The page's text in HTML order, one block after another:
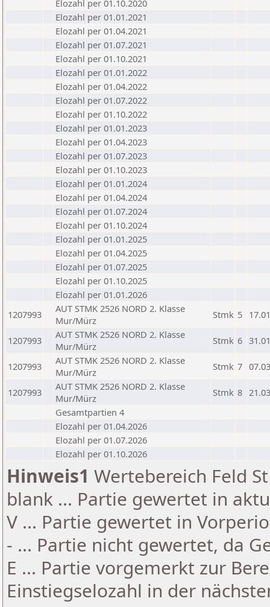
Elozahl per 01.10.2020
Elozahl per 01.01.2021
Elozahl per 01.04.2021
Elozahl per 01.07.2021
Elozahl per 01.10.2021
Elozahl per 01.01.2022
Elozahl per 01.04.2022
Elozahl per 01.07.2022
Elozahl per 01.10.2022
Elozahl per 01.01.2023
Elozahl per 01.04.2023
Elozahl per 01.07.2023
Elozahl per 01.10.2023
Elozahl per 01.01.2024
Elozahl per 01.04.2024
Elozahl per 01.07.2024
Elozahl per 01.10.2024
Elozahl per 01.01.2025
Elozahl per 01.04.2025
Elozahl per 01.07.2025
Elozahl per 01.10.2025
Elozahl per 01.01.2026
1207993
AUT STMK 2526 NORD 2. Klasse
Mur/Mürz
Stmk 5
1207993
AUT STMK 2526 NORD 2. Klasse
Mur/Mürz
Stmk 6
1207993
AUT STMK 2526 NORD 2. Klasse
Mur/Mürz
Stmk 7
1207993
AUT STMK 2526 NORD 2. Klasse
Mur/Mürz
Stmk 8
Gesamtpartien 4
Elozahl per 01.04.2026
Elozahl per 01.07.2026
Elozahl per 01.10.2026
Hinweis1 Wertebereich Feld
blank ... Partie gewertet in
V ... Partie gewertet in
- ... Partie nicht gewertet, da
E ... Partie vorgemerkt zur
Einstiegselozahl in der